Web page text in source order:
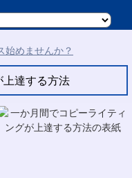
上達する方法